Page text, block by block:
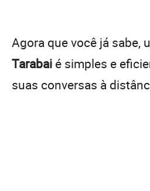
Agora que você já sabe,
Tarabai é simples e
suas conversas à